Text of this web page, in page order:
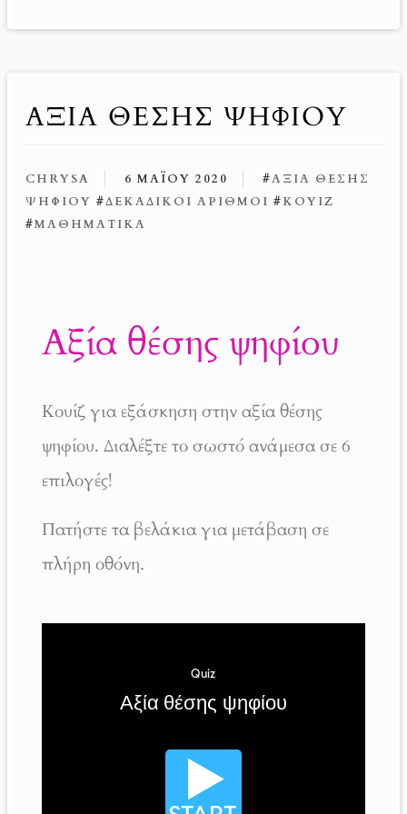
ΑΞΙΑ ΘΕΣΗΣ ΨΗΦΙΟΥ
CHRYSA 6 ΜΑΪ́ΟΥ 2020 #ΑΞΊΑ ΘΈΣΗΣ
ΨΗΦΊΟΥ #ΔΕΚΑΔΙΚΟΊ ΑΡΙΘΜΟΊ #ΚΟΥΊΖ
#ΜΑΘΗΜΑΤΙΚΆ
Αξία θέσης ψηφίου
Κουίζ για εξάσκηση στην αξία θέσης
ψηφίου. Διαλέξτε το σωστό ανάμεσα σε 6
επιλογές!
Πατήστε τα βελάκια για μετάβαση σε
πλήρη οθόνη.